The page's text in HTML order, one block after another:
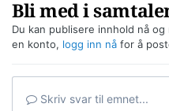
Bli med i
Du kan publisere innhold nå
en konto, logg inn nå for å
Skriv svar til emnet...